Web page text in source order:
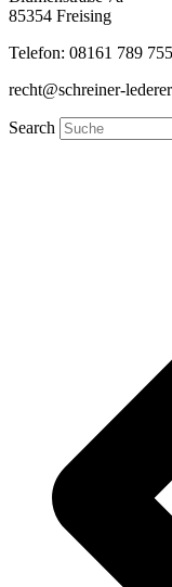
85354 Freising
Telefon: 08161 789
recht@schreiner-
Search